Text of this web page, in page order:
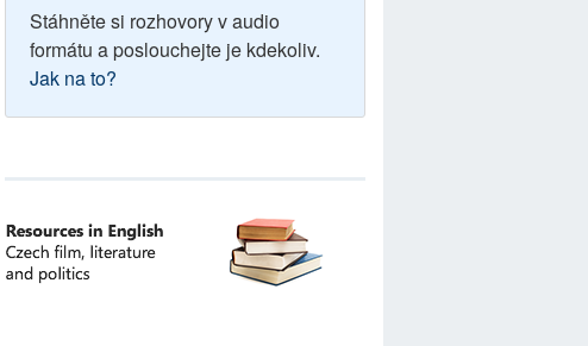
Stáhněte si rozhovory v audio
formátu a poslouchejte je kdekoliv.
Jak na to?